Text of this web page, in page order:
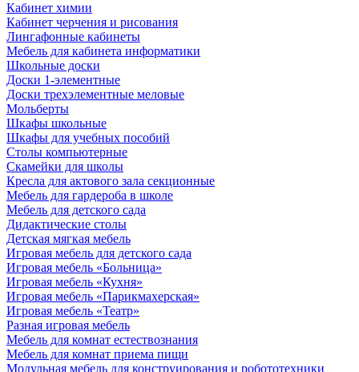
Кабинет химии
Кабинет черчения и рисования
Лингафонные кабинеты
Мебель для кабинета информатики
Школьные доски
Доски 1-элементные
Доски трехэлементные меловые
Мольберты
Шкафы школьные
Шкафы для учебных пособий
Столы компьютерные
Скамейки для школы
Кресла для актового зала секционные
Мебель для гардероба в школе
Мебель для детского сада
Дидактические столы
Детская мягкая мебель
Игровая мебель для детского сада
Игровая мебель «Больница»
Игровая мебель «Кухня»
Игровая мебель «Парикмахерская»
Игровая мебель «Театр»
Разная игровая мебель
Мебель для комнат естествознания
Мебель для комнат приема пищи
Модульная мебель для конструирования и робототехники